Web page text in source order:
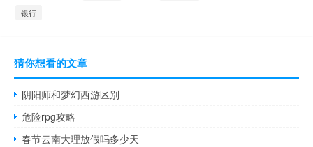
银行
猜你想看的文章
阴阳师和梦幻西游区别
危险rpg攻略
春节云南大理放假吗多少天